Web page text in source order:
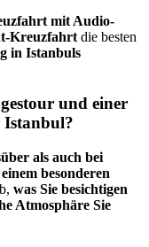
mit Audio-
Kreuzfahrt die besten
in Istanbuls
und einer
Istanbul?
als auch bei
einem besonderen
was Sie besichtigen
Atmosphäre Sie